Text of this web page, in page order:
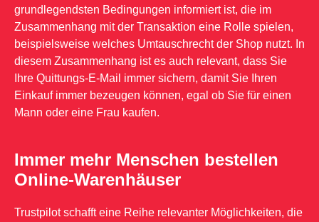
grundlegendsten Bedingungen informiert ist, die im
Zusammenhang mit der Transaktion eine Rolle spielen,
beispielsweise welches Umtauschrecht der Shop nutzt. In
diesem Zusammenhang ist es auch relevant, dass Sie
Ihre Quittungs-E-Mail immer sichern, damit Sie Ihren
Einkauf immer bezeugen können, egal ob Sie für einen
Mann oder eine Frau kaufen.
Immer mehr Menschen bestellen
Online-Warenhäuser
Trustpilot schafft eine Reihe relevanter Möglichkeiten, die